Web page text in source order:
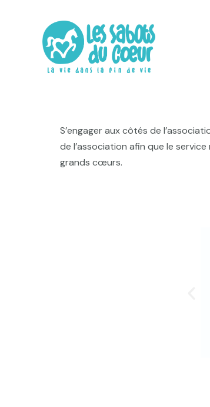
S’engager aux côtés de
de l’association afin que le
grands cœurs.